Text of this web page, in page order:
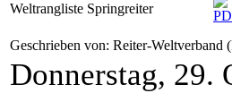
Weltrangliste Springreiter
Geschrieben von: Reiter-Weltverband
Donnerstag, 29.